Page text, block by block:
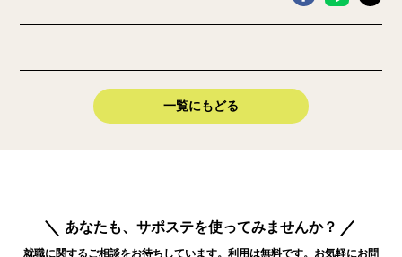
一覧にもどる
あなたも、サポステを使ってみませんか？
就職に関するご相談をお待ちしています。利用は無料です。お気軽にお問